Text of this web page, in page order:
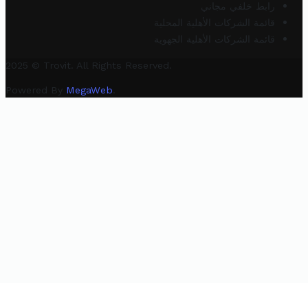
رابط خلفي مجاني
قائمة الشركات الأهلية المحلية
قائمة الشركات الأهلية الجهوية
2025 © Trovit. All Rights Reserved.
Powered By MegaWeb